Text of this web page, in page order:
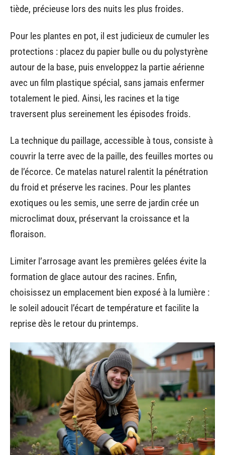
tiède, précieuse lors des nuits les plus froides.
Pour les plantes en pot, il est judicieux de cumuler les
protections : placez du papier bulle ou du polystyrène
autour de la base, puis enveloppez la partie aérienne
avec un film plastique spécial, sans jamais enfermer
totalement le pied. Ainsi, les racines et la tige
traversent plus sereinement les épisodes froids.
La technique du paillage, accessible à tous, consiste à
couvrir la terre avec de la paille, des feuilles mortes ou
de l’écorce. Ce matelas naturel ralentit la pénétration
du froid et préserve les racines. Pour les plantes
exotiques ou les semis, une serre de jardin crée un
microclimat doux, préservant la croissance et la
floraison.
Limiter l’arrosage avant les premières gelées évite la
formation de glace autour des racines. Enfin,
choisissez un emplacement bien exposé à la lumière :
le soleil adoucit l’écart de température et facilite la
reprise dès le retour du printemps.